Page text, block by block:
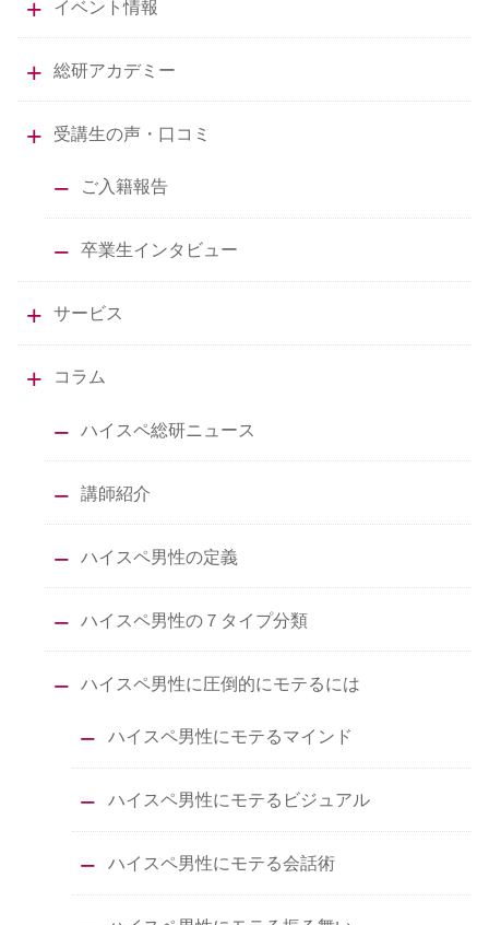
イベント情報
総研アカデミー
受講生の声・口コミ
ご入籍報告
卒業生インタビュー
サービス
コラム
ハイスペ総研ニュース
講師紹介
ハイスペ男性の定義
ハイスペ男性の７タイプ分類
ハイスペ男性に圧倒的にモテるには
ハイスペ男性にモテるマインド
ハイスペ男性にモテるビジュアル
ハイスペ男性にモテる会話術